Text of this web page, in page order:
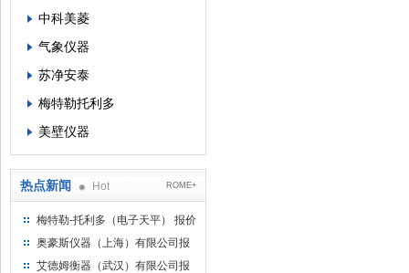
中科美菱
气象仪器
苏净安泰
梅特勒托利多
美壁仪器
热点新闻 Hot ROME+
梅特勒-托利多（电子天平） 报价
单
奥豪斯仪器（上海）有限公司报
价单
艾德姆衡器（武汉）有限公司报